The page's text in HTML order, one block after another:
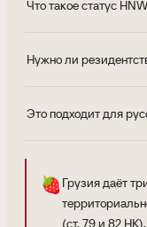
Что такое статус
Нужно ли
Это подходит для
🍓Грузия даёт
(ст. 79 и 82